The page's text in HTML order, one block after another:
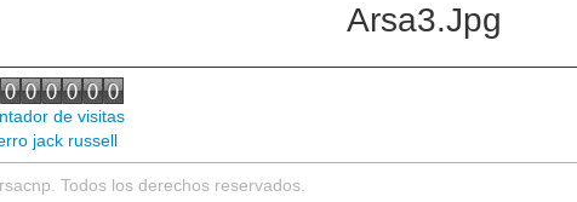
Arsa3.jpg
de visitas
jack russell
Todos los derechos reservados.